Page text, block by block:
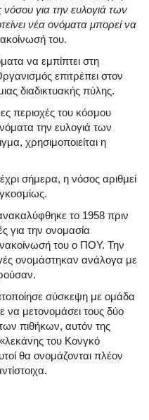
για την ευλογιά των
νέα ονόματα μπορεί να
του.
να εμπίπτει στη
επιτρέπει στον
διαδικτυακής πύλης.
περιοχές του κόσμου
την ευλογιά των
χρησιμοποιείται η
σήμερα, η νόσος αριθμεί
το 1958 πριν
για την ονομασία
του ο ΠΟΥ. Την
ονομάστηκαν ανάλογα με
σύσκεψη με ομάδα
μετονομάσει τους δύο
πιθήκων, αυτόν της
«λεκάνης του Κονγκό
θα ονομάζονται πλέον